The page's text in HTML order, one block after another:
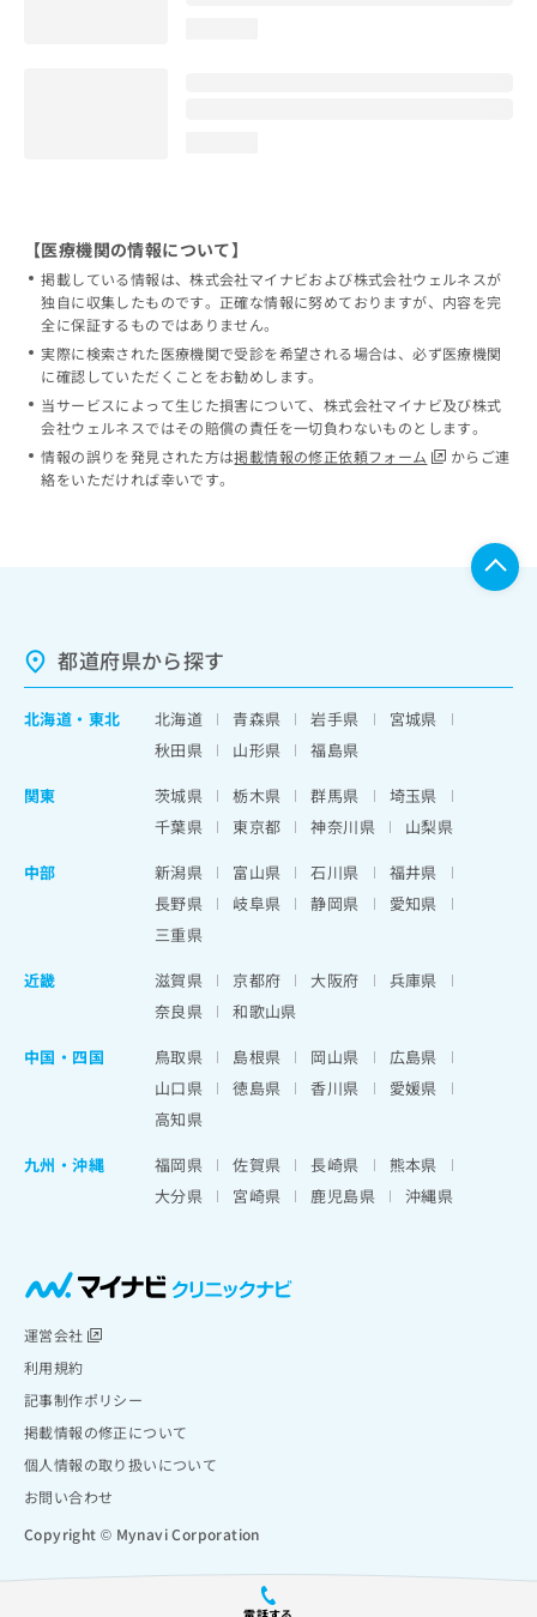
【医療機関の情報について】
掲載している情報は、株式会社マイナビおよび株式会社ウェルネスが
独自に収集したものです。正確な情報に努めておりますが、内容を完
全に保証するものではありません。
実際に検索された医療機関で受診を希望される場合は、必ず医療機関
に確認していただくことをお勧めします。
当サービスによって生じた損害について、株式会社マイナビ及び株式
会社ウェルネスではその賠償の責任を一切負わないものとします。
情報の誤りを発見された方は掲載情報の修正依頼フォーム
からご連
絡をいただければ幸いです。
都道府県から探す
北海道 ・ 東北 北海道 青森県 岩手県
宮城県
秋田県
山形県
福島県
関東
茨城県 栃木県 群馬県
埼玉県
千葉県
東京都 神奈川県
山梨県
中部
新潟県 富山県 石川県
福井県
長野県
岐阜県 静岡県
愛知県
三重県
近畿
滋賀県 京都府 大阪府
兵庫県
奈良県
和歌山県
中国・四国
鳥取県 島根県 岡山県
広島県
山口県
徳島県 香川県
愛媛県
高知県
九州・沖縄
福岡県 佐賀県 長崎県
熊本県
大分県
宮崎県 鹿児島県 沖縄県
運営会社
利用規約
記事制作ポリシー
掲載情報の修正について
個人情報の取り扱いについて
お問い合わせ
Copyright © Mynavi Corporation